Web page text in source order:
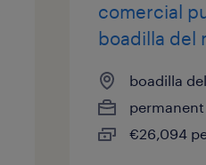
comercial
boadilla del
boadilla
permanent
€26,094